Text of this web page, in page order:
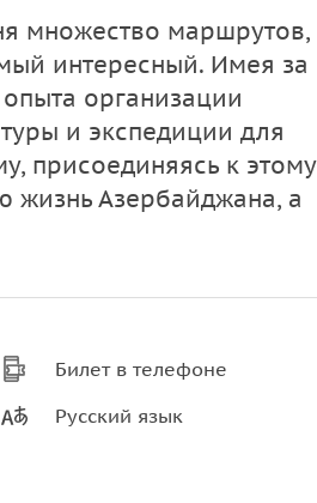
множество маршрутов,
интересный. Имея за
организации
и экспедиции для
присоединяясь к этому
жизнь Азербайджана, а
Билет в телефоне
Русский язык